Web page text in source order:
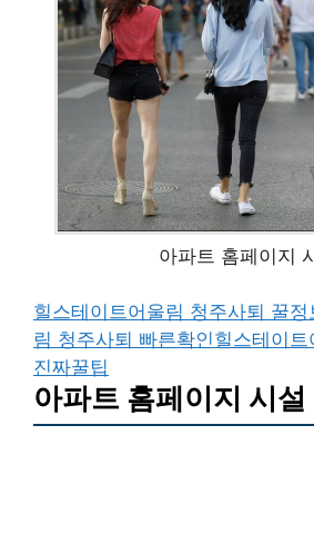
아파트 홈페이지
힐스테이트어울림 청주사퇴 꿀정
림 청주사퇴 빠른확인힐스테이트
진짜꿀팁
아파트 홈페이지 시설